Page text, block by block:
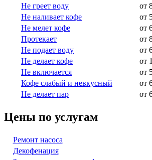
Не греет воду от
Не наливает кофе
от
Не мелет кофе
от
Протекает
от
Не подает воду
от
Не делает кофе
от
Не включается
от
Кофе слабый и невкусный
от
Не делает пар
от
Цены по услугам
Ремонт насоса
Декофенация